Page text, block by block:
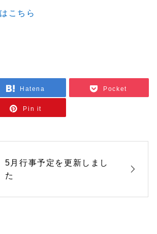
こちら
Hatena Pocket
Pin it
5月行事予定を更新しまし
た